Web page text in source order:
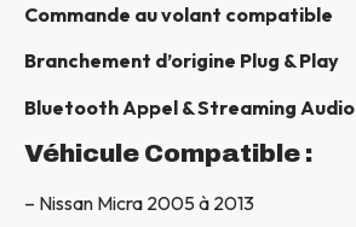
Commande au volant compatible
Branchement d’origine Plug & Play
Bluetooth Appel & Streaming Audio
Véhicule Compatible :
– Nissan Micra 2005 à 2013